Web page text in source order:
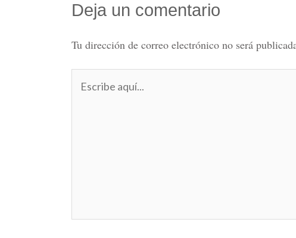
Deja un comentario
Tu dirección de correo electrónico no será
aquí...